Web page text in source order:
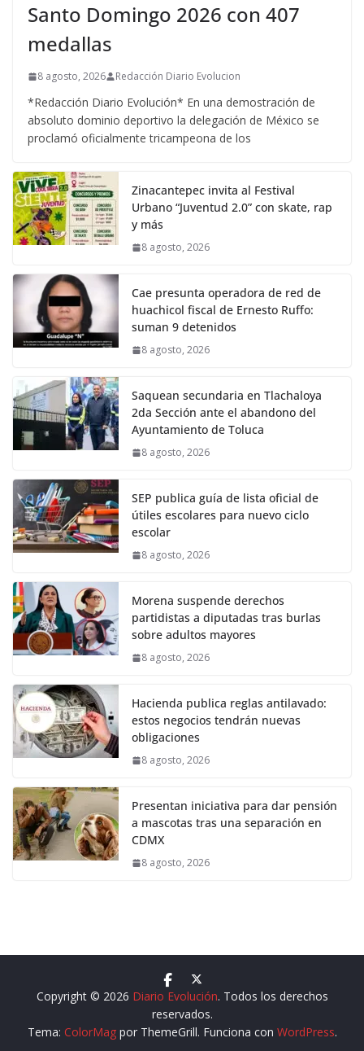
Santo Domingo 2026 con 407
medallas
8 agosto, 2026 Redacción Diario Evolucion
*Redacción Diario Evolución* En una demostración de
absoluto dominio deportivo la delegación de México se
proclamó oficialmente tricampeona de los
Zinacantepec invita al Festival
Urbano “Juventud 2.0” con skate, rap
y más
8 agosto, 2026
Cae presunta operadora de red de
huachicol fiscal de Ernesto Ruffo:
suman 9 detenidos
8 agosto, 2026
Saquean secundaria en Tlachaloya
2da Sección ante el abandono del
Ayuntamiento de Toluca
8 agosto, 2026
SEP publica guía de lista oficial de
útiles escolares para nuevo ciclo
escolar
8 agosto, 2026
Morena suspende derechos
partidistas a diputadas tras burlas
sobre adultos mayores
8 agosto, 2026
Hacienda publica reglas antilavado:
estos negocios tendrán nuevas
obligaciones
8 agosto, 2026
Presentan iniciativa para dar pensión
a mascotas tras una separación en
CDMX
8 agosto, 2026
Copyright © 2026 Diario Evolución. Todos los derechos
reservados.
Tema: ColorMagpor ThemeGrill. Funciona con WordPress.